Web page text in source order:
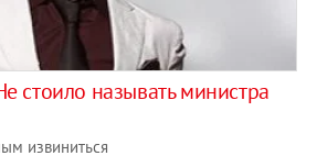
стоило называть министра
извиниться